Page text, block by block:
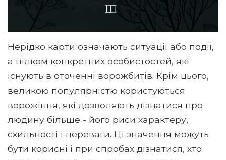
Нерідко карти означають ситуації або події,
а цілком конкретних особистостей, які
існують в оточенні ворожбитів. Крім цього,
великою популярністю користуються
ворожіння, які дозволяють дізнатися про
людину більше - його риси характеру,
схильності і переваги. Ці значення можуть
бути корисні і при спробах дізнатися, хто